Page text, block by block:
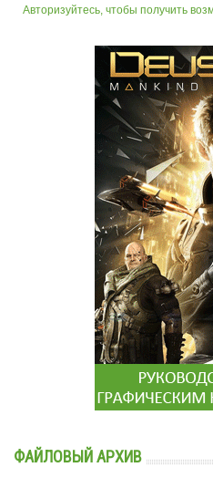
Авторизуйтесь, чтобы получить
ФАЙЛОВЫЙ АРХИВ